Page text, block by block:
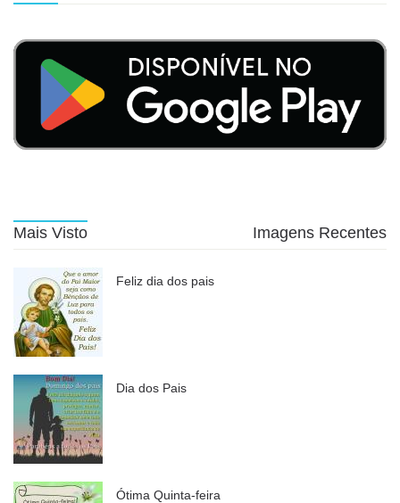
Mais Visto Imagens Recentes
Feliz dia dos pais
Dia dos Pais
Ótima Quinta-feira